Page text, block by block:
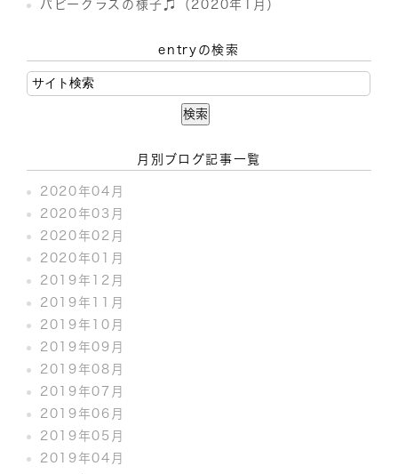
パピークラスの様子♫（2020年1月）
entryの検索
月別ブログ記事一覧
2020年04月
2020年03月
2020年02月
2020年01月
2019年12月
2019年11月
2019年10月
2019年09月
2019年08月
2019年07月
2019年06月
2019年05月
2019年04月